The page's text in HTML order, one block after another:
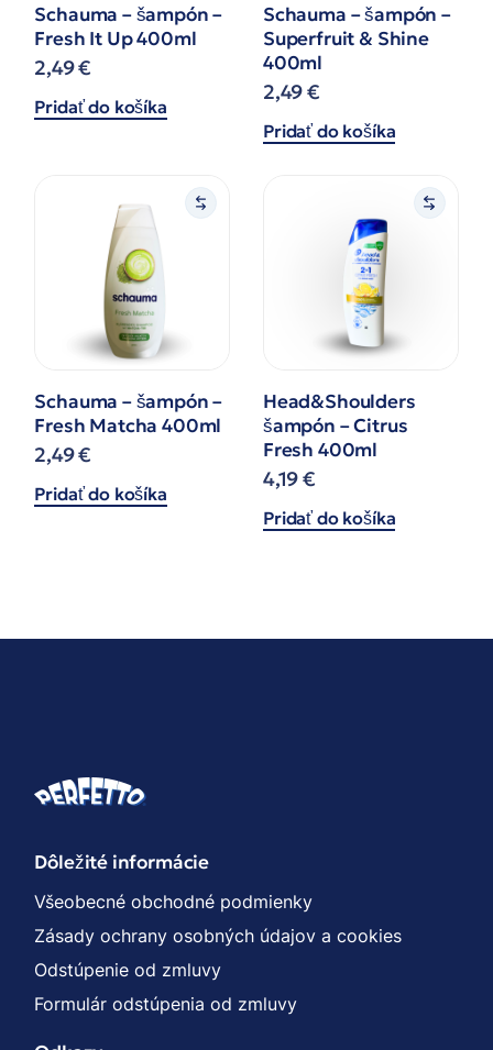
Schauma – šampón –
Fresh It Up 400ml
2,49€
Pridať do košíka
Schauma – šampón –
Superfruit & Shine
400ml
2,49€
Pridať do košíka
Schauma – šampón –
Fresh Matcha 400ml
2,49€
Pridať do košíka
Head&Shoulders
šampón – Citrus
Fresh 400ml
4,19€
Pridať do košíka
Dôležité informácie
Všeobecné obchodné podmienky
Zásady ochrany osobných údajov a cookies
Odstúpenie od zmluvy
Formulár odstúpenia od zmluvy